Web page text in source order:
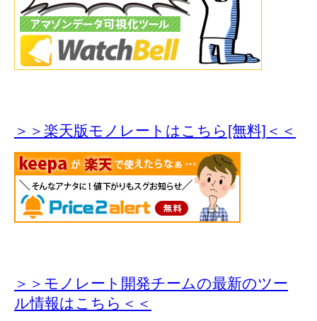
＞＞楽天版モノレートはこちら[無料]＜＜
＞＞モノレート開発チームの最新のツー
ル情報はこちら＜＜